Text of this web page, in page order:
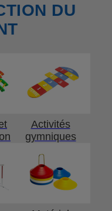
DU
Activités
gymniques